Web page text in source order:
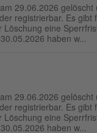
29.06.2026 gelöscht
registrierbar. Es gibt
Löschung eine
haben w...
29.06.2026 gelöscht
registrierbar. Es gibt
Löschung eine
haben w...